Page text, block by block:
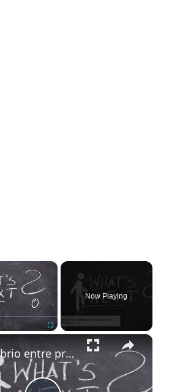
×
Now Playing
×
Equilíbrio entre preguiça e ambição: A chave para o sucesso profissional